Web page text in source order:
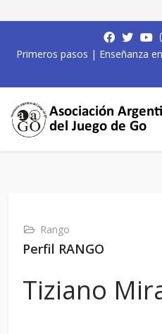
Primeros pasos | Enseñanza
Rango
Perfil RANGO
Tiziano